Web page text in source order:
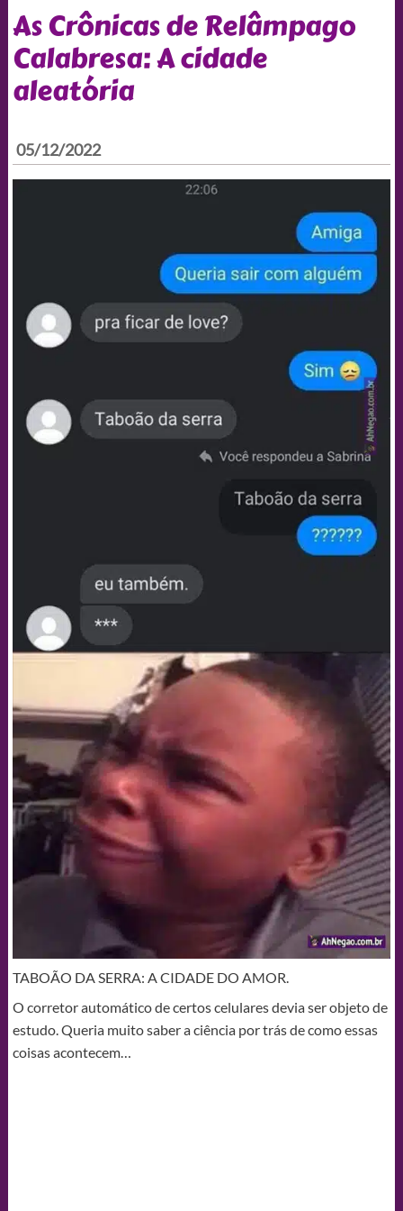
As Crônicas de Relâmpago
Calabresa: A cidade
aleatória
05/12/2022
TABOÃO DA SERRA: A CIDADE DO AMOR.
O corretor automático de certos celulares devia ser objeto de
estudo. Queria muito saber a ciência por trás de como essas
coisas acontecem…